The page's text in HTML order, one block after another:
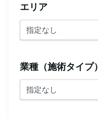
エリア
業種（施術タイプ）